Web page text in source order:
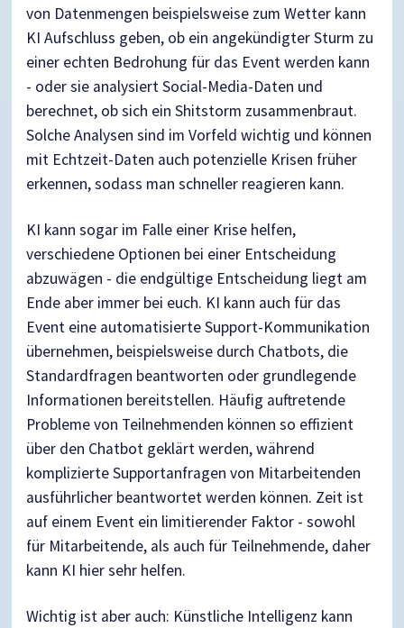
von Datenmengen beispielsweise zum Wetter kann
KI Aufschluss geben, ob ein angekündigter Sturm zu
einer echten Bedrohung für das Event werden kann
- oder sie analysiert Social-Media-Daten und
berechnet, ob sich ein Shitstorm zusammenbraut.
Solche Analysen sind im Vorfeld wichtig und können
mit Echtzeit-Daten auch potenzielle Krisen früher
erkennen, sodass man schneller reagieren kann.
KI kann sogar im Falle einer Krise helfen,
verschiedene Optionen bei einer Entscheidung
abzuwägen - die endgültige Entscheidung liegt am
Ende aber immer bei euch. KI kann auch für das
Event eine automatisierte Support-Kommunikation
übernehmen, beispielsweise durch Chatbots, die
Standardfragen beantworten oder grundlegende
Informationen bereitstellen. Häufig auftretende
Probleme von Teilnehmenden können so effizient
über den Chatbot geklärt werden, während
komplizierte Supportanfragen von Mitarbeitenden
ausführlicher beantwortet werden können. Zeit ist
auf einem Event ein limitierender Faktor - sowohl
für Mitarbeitende, als auch für Teilnehmende, daher
kann KI hier sehr helfen.
Wichtig ist aber auch: Künstliche Intelligenz kann